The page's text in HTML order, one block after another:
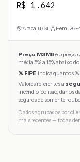
R$1.642
Aracaju/SE Fem · 26-
Preço MSMB é o preço
média 5% a 15% abaixo
% FIPE indica quantos %
Valores referentes a
incêndio, colisão, danos
seguros de somente
Dados agrupados por
mais recentes — todas